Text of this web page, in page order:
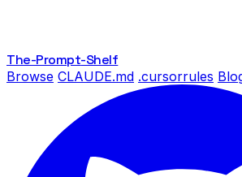
The-Prompt-Shelf
Browse CLAUDE.md .cursorrules